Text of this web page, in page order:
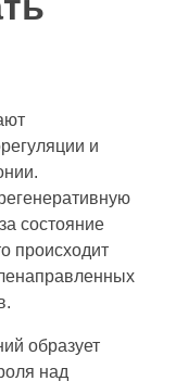
и
состояние
происходит
образует
над